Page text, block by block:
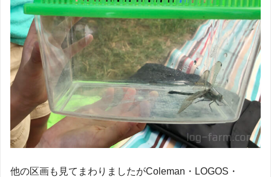
他の区画も見てまわりましたがColeman・LOGOS・